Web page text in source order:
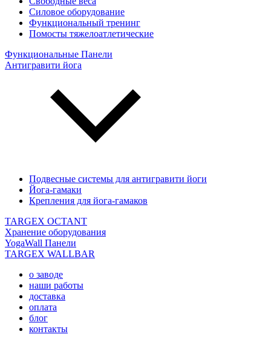
Силовое оборудование
Функциональный тренинг
Помосты тяжелоатлетические
Функциональные Панели
Антигравити йога
Подвесные системы для антигравити йоги
Йога-гамаки
Крепления для йога-гамаков
TARGEX OCTANT
Хранение оборудования
YogaWall Панели
TARGEX WALLBAR
о заводе
наши работы
доставка
оплата
блог
контакты